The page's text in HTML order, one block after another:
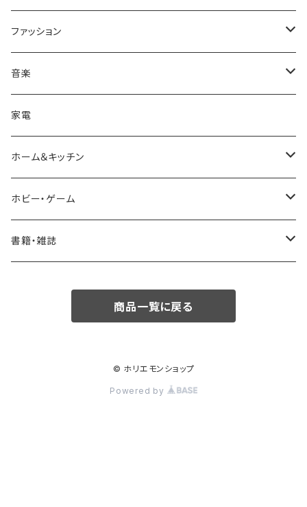
ファッション
帽子/トップス/ボトムス
キャップ
シャツ
アクセサリ
サングラス/メガネ
ファッション小物
エプソン
バッグ
音楽
CD
家電
ホーム＆キッチン
調理器具
鍋・フライパン
ホビー・ゲーム
ボードゲーム・カードゲーム
書籍・雑誌
商品一覧に戻る
© ホリエモンショップ
Powered by